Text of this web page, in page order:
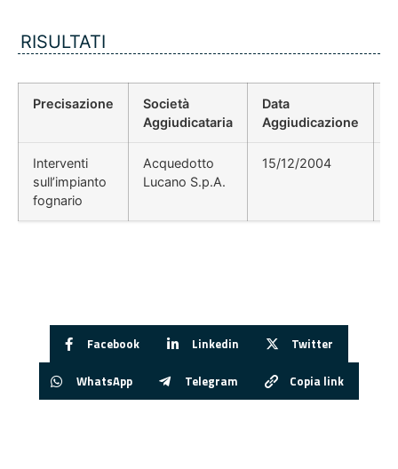
RISULTATI
Precisazione
Società
Aggiudicataria
Data
Aggiudicazione
Interventi
sull’impianto
fognario
Acquedotto
Lucano S.p.A.
15/12/2004
Facebook Linkedin Twitter
WhatsApp Telegram Copia link